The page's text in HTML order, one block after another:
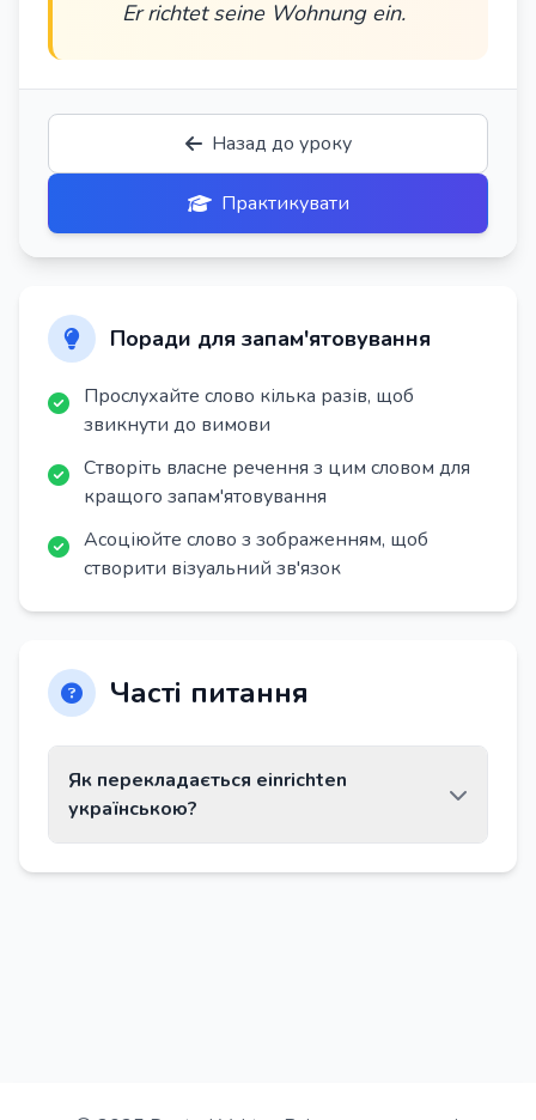
Er richtet seine Wohnung ein.
Назад до уроку
Практикувати
Поради для запам'ятовування
Прослухайте слово кілька разів, щоб
звикнути до вимови
Створіть власне речення з цим словом для
кращого запам'ятовування
Асоціюйте слово з зображенням, щоб
створити візуальний зв'язок
Часті питання
Як перекладається einrichten
українською?
Слово einrichten перекладається як